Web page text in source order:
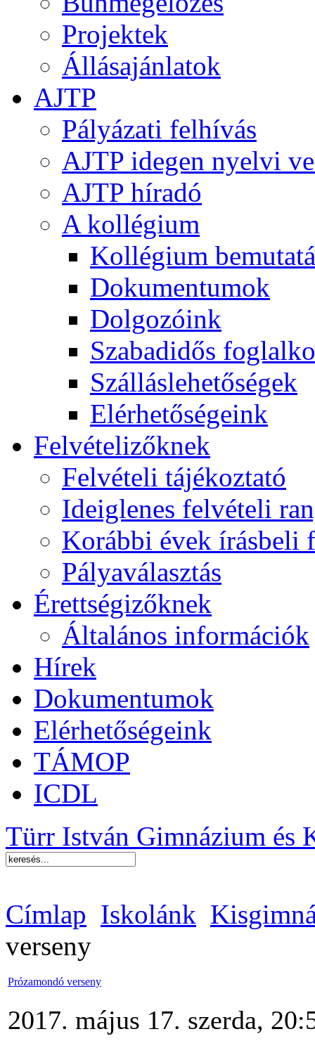
Projektek
Állásajánlatok
AJTP
Pályázati felhívás
AJTP idegen nyelvi
AJTP híradó
A kollégium
Kollégium
Dokumentumok
Dolgozóink
Szabadidős
Szálláslehetőségek
Elérhetőségeink
Felvételizőknek
Felvételi tájékoztató
Ideiglenes felvételi
Korábbi évek írásbeli
Pályaválasztás
Érettségizőknek
Általános információk
Hírek
Dokumentumok
Elérhetőségeink
TÁMOP
ICDL
Türr István Gimnázium és
Címlap Iskolánk
verseny
Prózamondó verseny
2017. május 17. szerda,